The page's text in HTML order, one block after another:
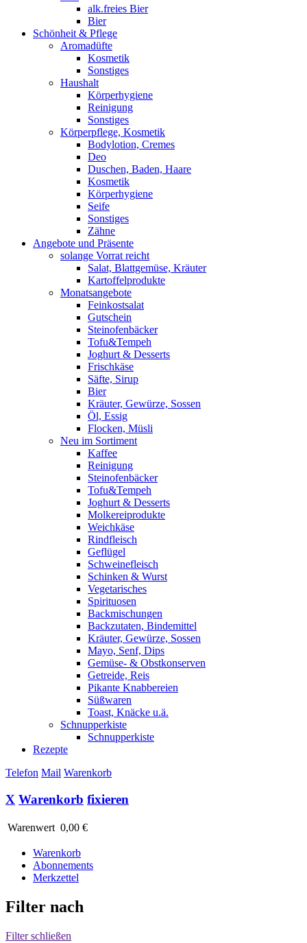
alk.freies Bier
Bier
Schönheit & Pflege
Aromadüfte
Kosmetik
Sonstiges
Haushalt
Körperhygiene
Reinigung
Sonstiges
Körperpflege, Kosmetik
Bodylotion, Cremes
Deo
Duschen, Baden, Haare
Kosmetik
Körperhygiene
Seife
Sonstiges
Zähne
Angebote und Präsente
solange Vorrat reicht
Salat, Blattgemüse, Kräuter
Kartoffelprodukte
Monatsangebote
Feinkostsalat
Gutschein
Steinofenbäcker
Tofu&Tempeh
Joghurt & Desserts
Frischkäse
Säfte, Sirup
Bier
Kräuter, Gewürze, Sossen
Öl, Essig
Flocken, Müsli
Neu im Sortiment
Kaffee
Reinigung
Steinofenbäcker
Tofu&Tempeh
Joghurt & Desserts
Molkereiprodukte
Weichkäse
Rindfleisch
Geflügel
Schweinefleisch
Schinken & Wurst
Vegetarisches
Spirituosen
Backmischungen
Backzutaten, Bindemittel
Kräuter, Gewürze, Sossen
Mayo, Senf, Dips
Gemüse- & Obstkonserven
Getreide, Reis
Pikante Knabbereien
Süßwaren
Toast, Knäcke u.ä.
Schnupperkiste
Schnupperkiste
Rezepte
Telefon Mail Warenkorb
X Warenkorb fixieren
Warenwert 0,00 €
Warenkorb
Abonnements
Merkzettel
Filter nach
Filter schließen